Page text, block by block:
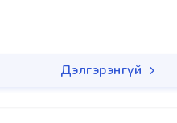
Дэлгэрэнгүй